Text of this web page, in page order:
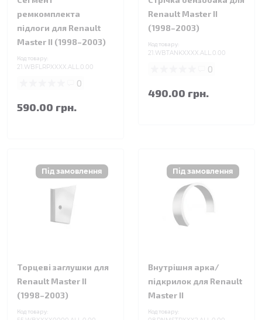
ремкомплекта
підлоги для Renault
Master II (1998–2003)
Код товару:
21.WBFLRPXXXX.ALL.0.00
0
590.00 грн.
Renault Master II
(1998–2003)
Код товару:
21.WBTANKXXXX.ALL.0.00
0
490.00 грн.
Торцеві заглушки для
Renault Master II
(1998–2003)
Код товару:
Внутрішня арка/
підкрилок для Renault
Master II
Код товару: